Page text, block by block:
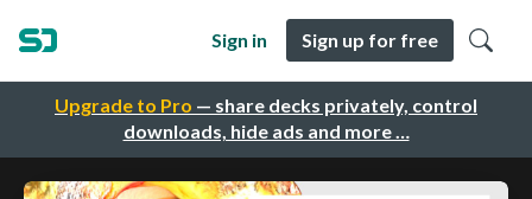
Upgrade to Pro — share decks privately, control
downloads, hide ads and more …
Sign in Sign up for free